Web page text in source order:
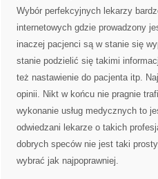
Wybór perfekcyjnych lekarzy
internetowych gdzie prowadzony
inaczej pacjenci są w stanie się
stanie podzielić się takimi
też nastawienie do pacjenta itp.
opinii. Nikt w końcu nie pragnie
wykonanie usług medycznych to
odwiedzani lekarze o takich
dobrych speców nie jest taki
wybrać jak najpoprawniej.